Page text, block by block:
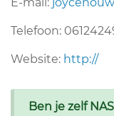
Telefoon:
Website: http://
Ben je zelf